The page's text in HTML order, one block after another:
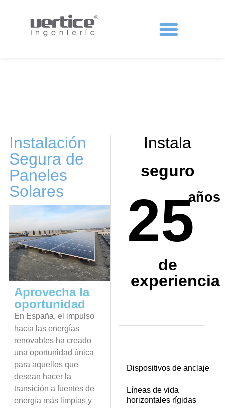
Instalación
Segura de
Paneles
Solares
Aprovecha la
oportunidad
En España, el impulso
hacia las energías
renovables ha creado
una oportunidad única
para aquellos que
desean hacer la
transición a fuentes de
energía más limpias y
Instala
seguro
25años
de
experiencia
Dispositivos de anclaje
Líneas de vida
horizontales rígidas